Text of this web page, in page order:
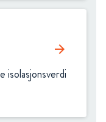
arrow_forward
isolasjonsverdi